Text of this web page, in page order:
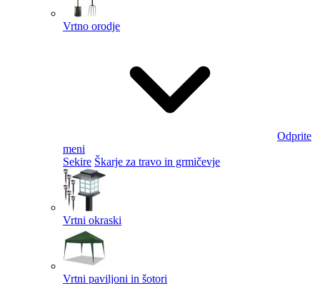
Vrtno orodje
Odprite
meni
Sekire Škarje za travo in grmičevje
Vrtni okraski
Vrtni paviljoni in šotori